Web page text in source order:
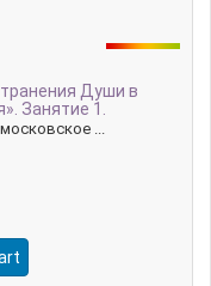
Души в
Занятие 1.
...